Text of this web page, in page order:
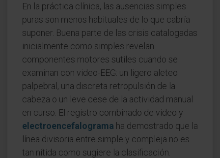
En la práctica clínica, las ausencias simples
puras son menos habituales de lo que cabría
suponer. Buena parte de las crisis catalogadas
inicialmente como simples revelan
componentes motores sutiles cuando se
examinan con video-EEG: un ligero aleteo
palpebral, una discreta retropulsión de la
cabeza o un leve cese de la actividad manual
en curso. El registro combinado de video y
electroencefalograma ha demostrado que la
línea divisoria entre simple y compleja no es
tan nítida como sugiere la clasificación.